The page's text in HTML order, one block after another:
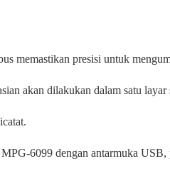
memastikan presisi untuk
akan dilakukan dalam satu layar
6099 dengan antarmuka